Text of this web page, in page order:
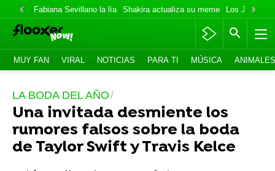
Fabiana Sevillano la lía Shakira actualiza su meme Los Jonas
MUY FAN VIRAL NOTICIAS PARA TI MÚSICA ANIMALES
LA BODA DEL AÑO
Una invitada desmiente los
rumores falsos sobre la boda
de Taylor Swift y Travis Kelce